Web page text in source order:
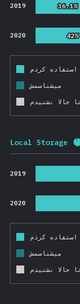
2019 36.1%
36.1%
2020 42%
42%
استفاده کردم
میشناسمش
تا حالا نشنیدم
Local Storage
2019
2020
استفاده کردم
میشناسمش
تا حالا نشنیدم